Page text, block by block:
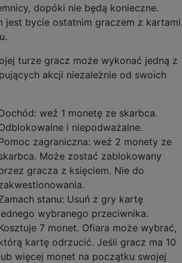
dopóki nie będą konieczne.
jest bycie ostatnim graczem z kartami
turze gracz może wykonać jedną z
akcji niezależnie od swoich
weź 1 monetę ze skarbca.
i niepodważalne.
zagraniczna: weź 2 monety ze
Może zostać zablokowany
gracza z księciem. Nie do
stanu: Usuń z gry kartę
wybranego przeciwnika.
7 monet. Ofiara może wybrać,
kartę odrzucić. Jeśli gracz ma 10
więcej monet na początku swojej